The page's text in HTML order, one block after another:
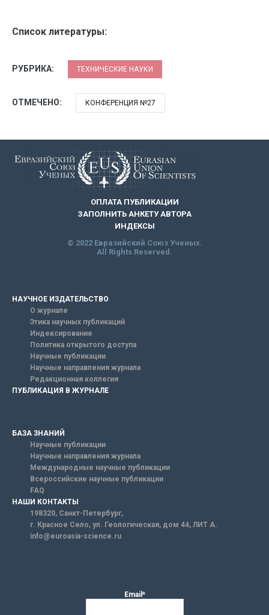
Список литературы:
РУБРИКА: ТЕХНИЧЕСКИЕ НАУКИ
ОТМЕЧЕНО: КОНФЕРЕНЦИЯ №27
ОПЛАТА ПУБЛИКАЦИИ
ЗАПОЛНИТЬ АНКЕТУ АВТОРА
ИНДЕКСЫ
© 2022 Евразийский Союз Ученых.
All Rights Reserved.
НАУЧНОЕ ИЗДАТЕЛЬСТВО
О журнале
Этика научных публикаций
Индексирование
Политика открытого доступа
Научные публикации
Научные направления журнала
Редакционная коллегия
ПУБЛИКАЦИЯ В ЖУРНАЛЕ
БАЗА ЗНАНИЙ
Научные публикации
Научные направления журнала
Международные научные публикации
Всероссийские научные публикации
FAQ
НАШИ КОНТАКТЫ
198320, Санкт-Петербург,
г. Красное Село, ул. Геологическая, дом 44, ЛИТ А.
info@euroasia-science.ru
Email*